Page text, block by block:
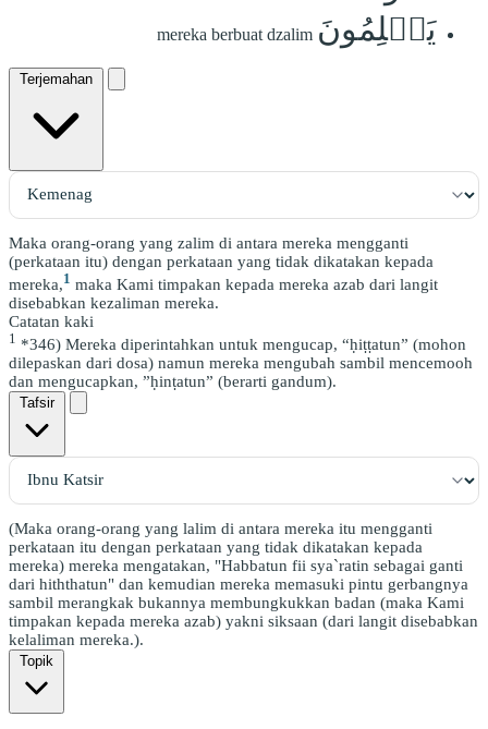
يَظۡلِمُونَ mereka berbuat dzalim
Terjemahan
Maka orang-orang yang zalim di antara mereka mengganti
(perkataan itu) dengan perkataan yang tidak dikatakan kepada
mereka,1 maka Kami timpakan kepada mereka azab dari langit
disebabkan kezaliman mereka.
Catatan kaki
1 *346) Mereka diperintahkan untuk mengucap, “ḥiṭṭatun” (mohon
dilepaskan dari dosa) namun mereka mengubah sambil mencemooh
dan mengucapkan, ”ḥinṭatun” (berarti gandum).
Tafsir
(Maka orang-orang yang lalim di antara mereka itu mengganti
perkataan itu dengan perkataan yang tidak dikatakan kepada
mereka) mereka mengatakan, "Habbatun fii sya`ratin sebagai ganti
dari hiththatun" dan kemudian mereka memasuki pintu gerbangnya
sambil merangkak bukannya membungkukkan badan (maka Kami
timpakan kepada mereka azab) yakni siksaan (dari langit disebabkan
kelaliman mereka.).
Topik